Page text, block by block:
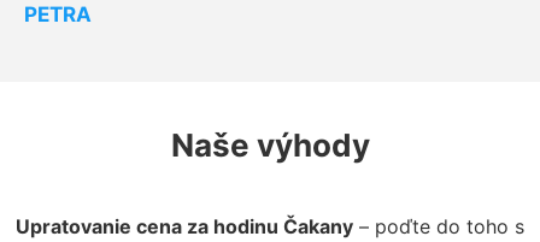
PETRA
Naše výhody
Upratovanie cena za hodinu Čakany – poďte do toho s